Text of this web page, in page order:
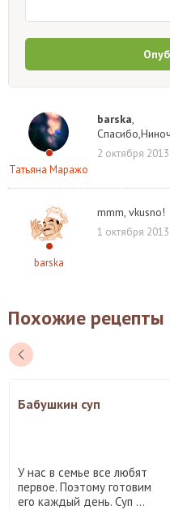
Татьяна Маражо
barska,
2 октября
barska
mmm, vkusno!
1 октября
Похожие рецепты
Бабушкин суп
У нас в семье все любят
первое. Поэтому готовим
его каждый день. Суп ...